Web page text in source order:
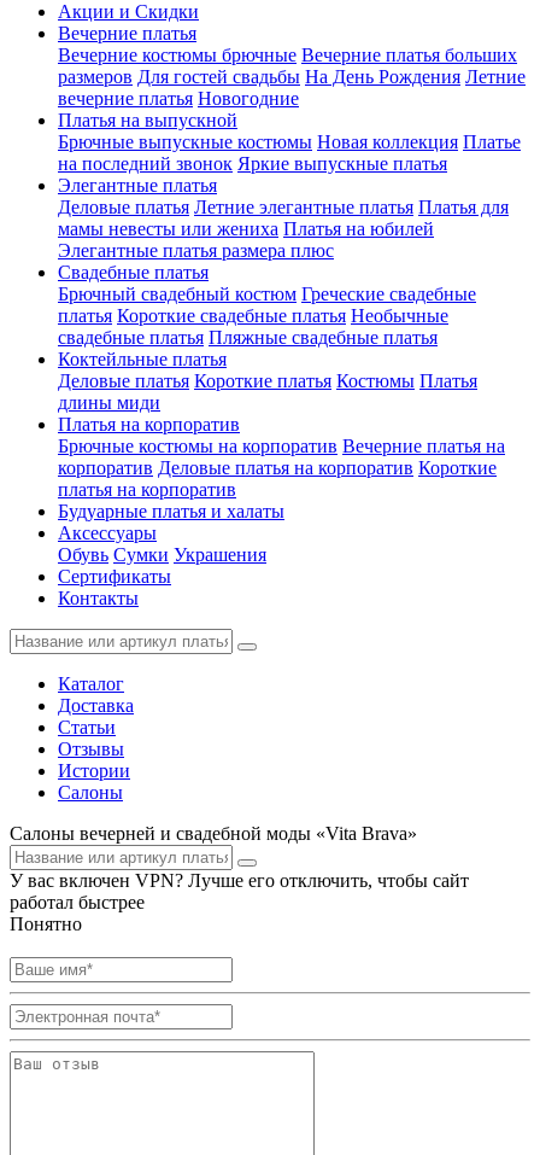
Акции и Скидки
Вечерние платья
Вечерние костюмы брючные Вечерние платья больших
размеров Для гостей свадьбы На День Рождения Летние
вечерние платья Новогодние
Платья на выпускной
Брючные выпускные костюмы Новая коллекция Платье
на последний звонок Яркие выпускные платья
Элегантные платья
Деловые платья Летние элегантные платья Платья для
мамы невесты или жениха Платья на юбилей
Элегантные платья размера плюс
Свадебные платья
Брючный свадебный костюм Греческие свадебные
платья Короткие свадебные платья Необычные
свадебные платья Пляжные свадебные платья
Коктейльные платья
Деловые платья Короткие платья Костюмы Платья
длины миди
Платья на корпоратив
Брючные костюмы на корпоратив Вечерние платья на
корпоратив Деловые платья на корпоратив Короткие
платья на корпоратив
Будуарные платья и халаты
Аксессуары
Обувь Сумки Украшения
Сертификаты
Контакты
Каталог
Доставка
Статьи
Отзывы
Истории
Салоны
Салоны вечерней и свадебной моды «Vita Brava»
У вас включен VPN? Лучше его отключить, чтобы сайт
работал быстрее
Понятно